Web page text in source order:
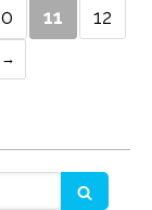
11
12